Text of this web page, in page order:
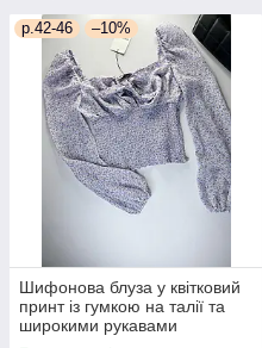
р.42-46 –10%
Шифонова блуза у квітковий
принт із гумкою на талії та
широкими рукавами
ліхтариками (р. 42-44)